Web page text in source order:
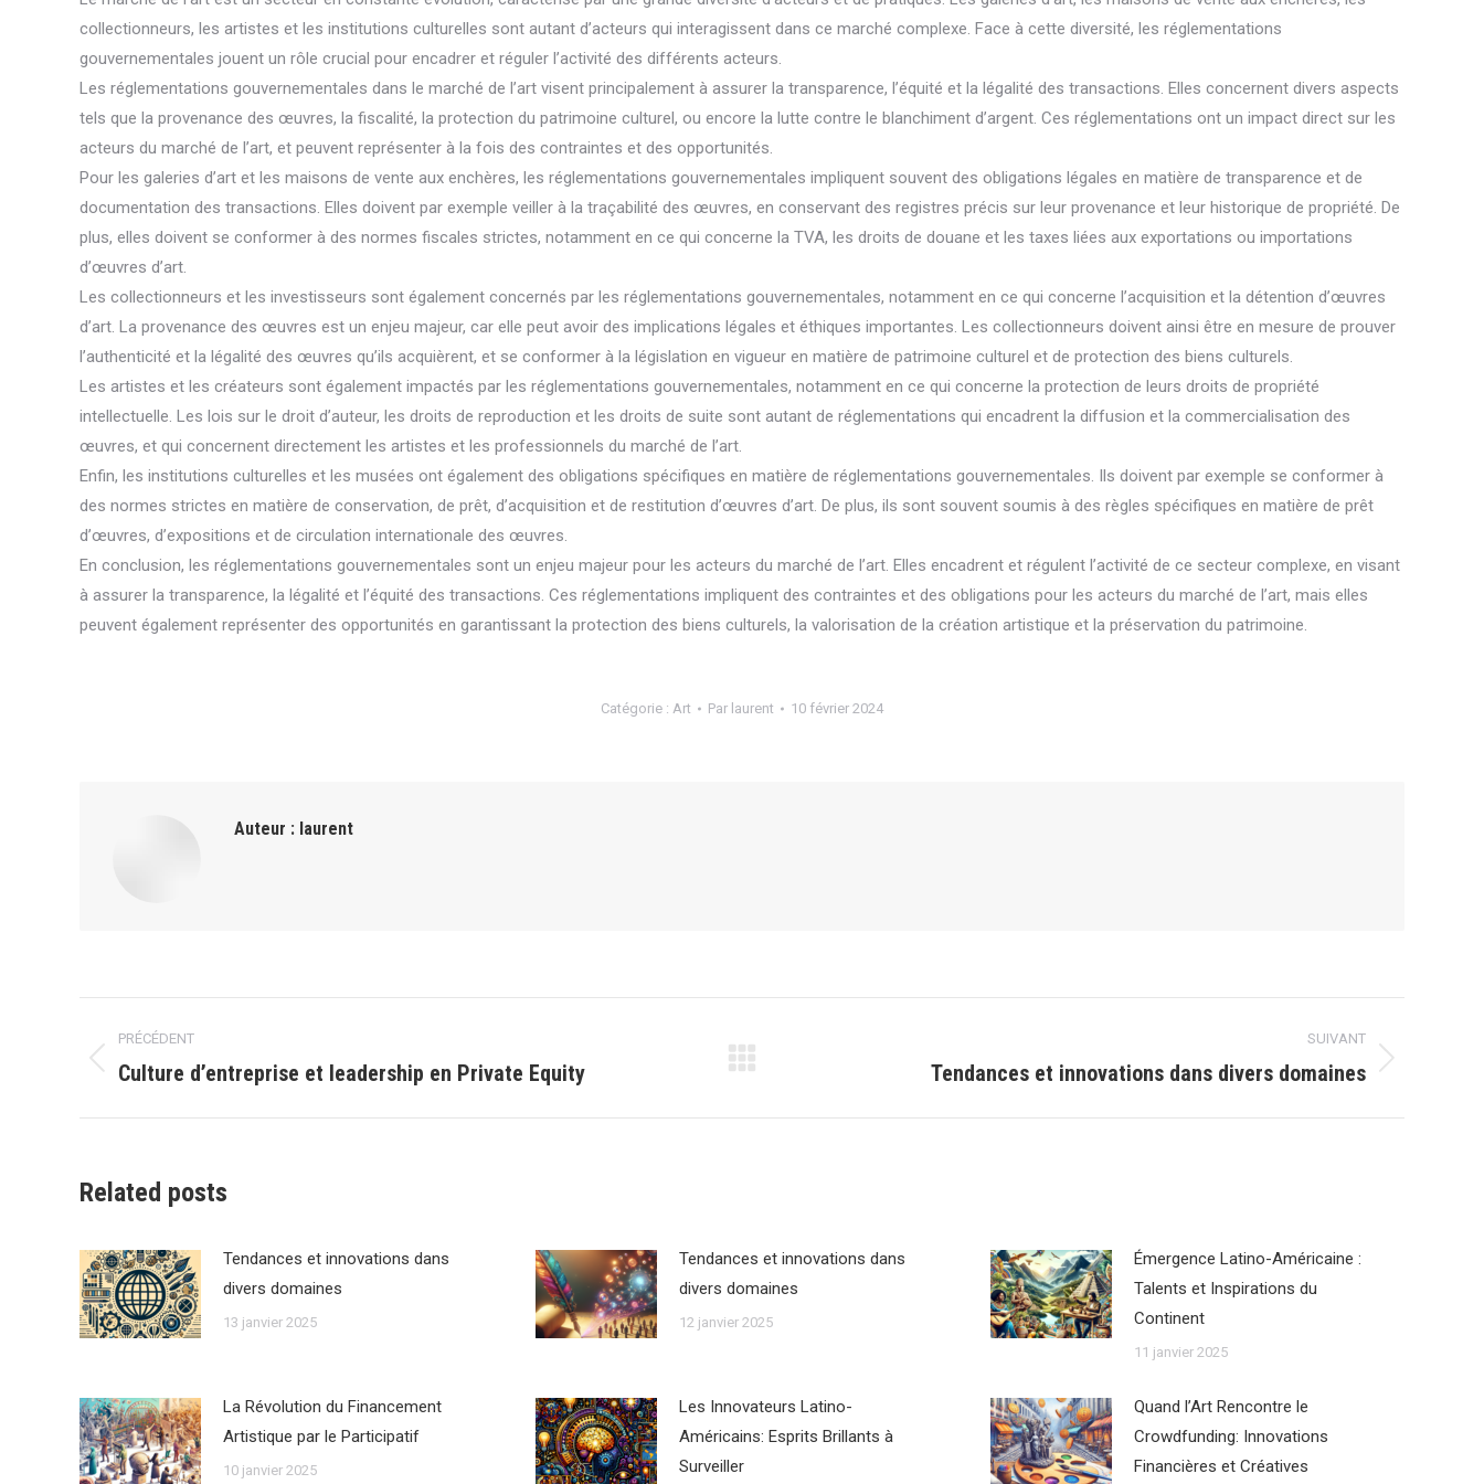
collectionneurs, les artistes et les institutions culturelles sont autant d’acteurs qui interagissent dans ce marché complexe. Face à cette diversité, les réglementations
gouvernementales jouent un rôle crucial pour encadrer et réguler l’activité des différents acteurs.
Les réglementations gouvernementales dans le marché de l’art visent principalement à assurer la transparence, l’équité et la légalité des transactions. Elles concernent divers aspects
tels que la provenance des œuvres, la fiscalité, la protection du patrimoine culturel, ou encore la lutte contre le blanchiment d’argent. Ces réglementations ont un impact direct sur les
acteurs du marché de l’art, et peuvent représenter à la fois des contraintes et des opportunités.
Pour les galeries d’art et les maisons de vente aux enchères, les réglementations gouvernementales impliquent souvent des obligations légales en matière de transparence et de
documentation des transactions. Elles doivent par exemple veiller à la traçabilité des œuvres, en conservant des registres précis sur leur provenance et leur historique de propriété. De
plus, elles doivent se conformer à des normes fiscales strictes, notamment en ce qui concerne la TVA, les droits de douane et les taxes liées aux exportations ou importations
d’œuvres d’art.
Les collectionneurs et les investisseurs sont également concernés par les réglementations gouvernementales, notamment en ce qui concerne l’acquisition et la détention d’œuvres
d’art. La provenance des œuvres est un enjeu majeur, car elle peut avoir des implications légales et éthiques importantes. Les collectionneurs doivent ainsi être en mesure de prouver
l’authenticité et la légalité des œuvres qu’ils acquièrent, et se conformer à la législation en vigueur en matière de patrimoine culturel et de protection des biens culturels.
Les artistes et les créateurs sont également impactés par les réglementations gouvernementales, notamment en ce qui concerne la protection de leurs droits de propriété
intellectuelle. Les lois sur le droit d’auteur, les droits de reproduction et les droits de suite sont autant de réglementations qui encadrent la diffusion et la commercialisation des
œuvres, et qui concernent directement les artistes et les professionnels du marché de l’art.
Enfin, les institutions culturelles et les musées ont également des obligations spécifiques en matière de réglementations gouvernementales. Ils doivent par exemple se conformer à
des normes strictes en matière de conservation, de prêt, d’acquisition et de restitution d’œuvres d’art. De plus, ils sont souvent soumis à des règles spécifiques en matière de prêt
d’œuvres, d’expositions et de circulation internationale des œuvres.
En conclusion, les réglementations gouvernementales sont un enjeu majeur pour les acteurs du marché de l’art. Elles encadrent et régulent l’activité de ce secteur complexe, en visant
à assurer la transparence, la légalité et l’équité des transactions. Ces réglementations impliquent des contraintes et des obligations pour les acteurs du marché de l’art, mais elles
peuvent également représenter des opportunités en garantissant la protection des biens culturels, la valorisation de la création artistique et la préservation du patrimoine.
Catégorie : Art Par laurent 10 février 2024
Auteur : laurent
Navigation
article
PRÉCÉDENT
Article
Culture d’entreprise et leadership en Private Equity
SUIVANT
Tendances et innovations dans divers domaines
Related posts
Tendances et innovations dans
divers domaines
13 janvier 2025
Tendances et innovations dans
divers domaines
12 janvier 2025
Émergence Latino-Américaine :
Talents et Inspirations du
Continent
11 janvier 2025
La Révolution du Financement
Artistique par le Participatif
10 janvier 2025
Les Innovateurs Latino-
Américains: Esprits Brillants à
Surveiller
Quand l’Art Rencontre le
Crowdfunding: Innovations
Financières et Créatives